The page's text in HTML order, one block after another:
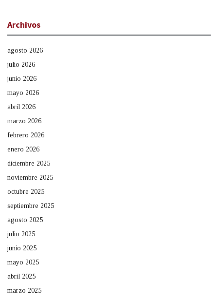
Archivos
agosto 2026
julio 2026
junio 2026
mayo 2026
abril 2026
marzo 2026
febrero 2026
enero 2026
diciembre 2025
noviembre 2025
octubre 2025
septiembre 2025
agosto 2025
julio 2025
junio 2025
mayo 2025
abril 2025
marzo 2025